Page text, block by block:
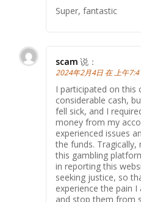
Super, fantastic
scam 说：
2024年2月4日 在 上午
I participated on this
considerable cash,
fell sick, and I
money from my
experienced issues
the funds.
this gambling
in reporting this
seeking justice, so
experience the pain
and stop them from